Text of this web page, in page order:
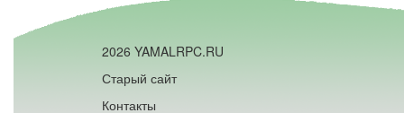
2026 YAMALRPC.RU
Старый сайт
Контакты